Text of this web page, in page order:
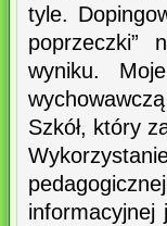
tyle.
poprzeczki”
wyniku.
Szkół, który
informacyjnej